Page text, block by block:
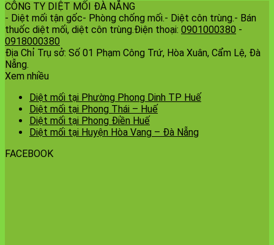
CÔNG TY DIỆT MỐI ĐÀ NẴNG
- Diệt mối tận gốc- Phòng chống mối.- Diệt côn trùng.- Bán
thuốc diệt mối, diệt côn trùng.Điện thoại: 0901000380 -
0918000380
Địa Chỉ Trụ sở: Số 01 Phạm Công Trứ, Hòa Xuân, Cẩm Lệ, Đà
Nẵng.
Xem nhiều
Diệt mối tại Phường Phong Dinh TP Huế
Diệt mối tại Phong Thái – Huế
Diệt mối tại Phong Điền Huế
Diệt mối tại Huyện Hòa Vang – Đà Nẵng
FACEBOOK